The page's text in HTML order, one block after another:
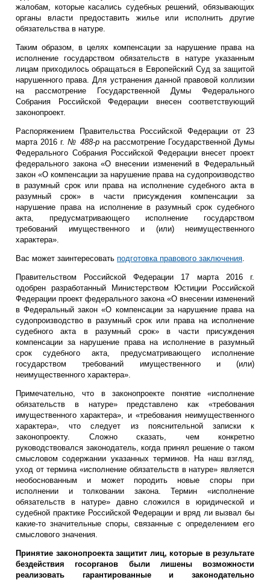
жалобам, которые касались судебных решений, обязывающих
органы власти предоставить жилье или исполнить другие
обязательства в натуре.
Таким образом, в целях компенсации за нарушение права на
исполнение государством обязательств в натуре указанным
лицам приходилось обращаться в Европейский Суд за защитой
нарушенного права. Для устранения данной правовой коллизии
на рассмотрение Государственной Думы Федерального
Собрания Российской Федерации внесен соответствующий
законопроект.
Распоряжением Правительства Российской Федерации от 23
марта 2016 г.№ 488-рна рассмотрение Государственной Думы
Федерального Собрания Российской Федерации внесет проект
федерального закона «О внесении изменений в Федеральный
закон «О компенсации за нарушение права на судопроизводство
в разумный срок или права на исполнение судебного акта в
разумный срок» в части присуждения компенсации за
нарушение права на исполнение в разумный срок судебного
акта, предусматривающего исполнение государством
требований имущественного и (или) неимущественного
характера».
Вас может заинтересовать подготовка правового заключения
Правительством Российской Федерации 17 марта 2016 г.
одобрен разработанный Министерством Юстиции Российской
Федерации проект федерального закона «О внесении изменений
в Федеральный закон «О компенсации за нарушение права на
судопроизводство в разумный срок или права на исполнение
судебного акта в разумный срок» в части присуждения
компенсации за нарушение права на исполнение в разумный
срок судебного акта, предусматривающего исполнение
государством требований имущественного и (или)
неимущественного характера».
Примечательно, что в законопроекте понятие «исполнение
обязательств в натуре» представлено как «требования
имущественного характера», и «требования неимущественного
характера», что следует из пояснительной записки к
законопроекту. Сложно сказать, чем конкретно
руководствовался законодатель, когда принял решение о таком
смысловом содержании указанных терминов. На наш взгляд,
уход от термина «исполнение обязательств в натуре» является
необоснованным и может породить новые споры при
исполнении и толковании закона. Термин «исполнение
обязательств в натуре» давно сложился в юридической и
судебной практике Российской Федерации и вряд ли вызвал бы
какие-то значительные споры, связанные с определением его
смыслового значения.
Принятие законопроекта защитит лиц, которые в результате
бездействия госорганов были лишены возможности
реализовать гарантированные и законодательно